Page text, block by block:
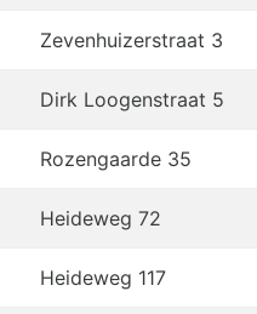
Zevenhuizerstraat 3
Dirk Loogenstraat 5
Rozengaarde 35
Heideweg 72
Heideweg 117